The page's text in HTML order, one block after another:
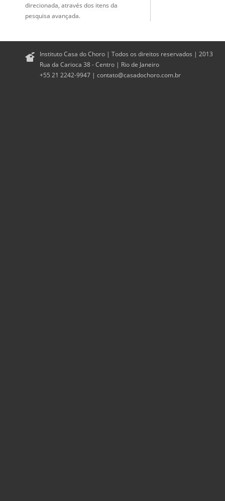
direcionada, através dos itens da
pesquisa avançada.
Instituto Casa do Choro | Todos os direitos reservados | 2013
Rua da Carioca 38 - Centro | Rio de Janeiro
+55 21 2242-9947 | contato@casadochoro.com.br